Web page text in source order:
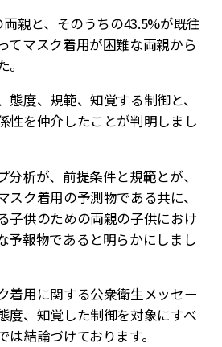
両親と、そのうちの43.5%が既往
てマスク着用が困難な両親から
度、規範、知覚する制御と、
性を仲介したことが判明しまし
析が、前提条件と規範とが、
ク着用の予測物である共に、
子供のための両親の子供におけ
予報物であると明らかにしまし
着用に関する公衆衛生メッセー
度、知覚した制御を対象にすべ
結論づけております。